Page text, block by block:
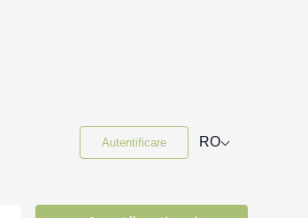
Autentificare RO⌵